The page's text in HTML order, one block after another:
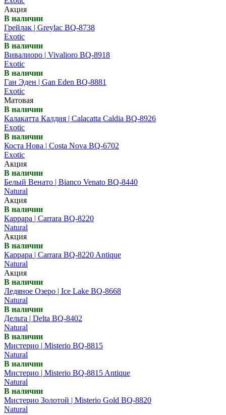
Акция
В наличии
Грейлак | Greylac BQ-8738
Exotic
В наличии
Вивалиоро | Vivalioro BQ-8918
Exotic
В наличии
Ган Эден | Gan Eden BQ-8881
Exotic
Матовая
В наличии
Калакатта Калдия | Calacatta Caldia BQ-8926
Exotic
В наличии
Коста Нова | Costa Nova BQ-6702
Exotic
Акция
В наличии
Белый Венато | Bianco Venato BQ-8440
Natural
Акция
В наличии
Каррара | Carrara BQ-8220
Natural
Акция
В наличии
Каррара | Carrara BQ-8220 Antique
Natural
Акция
В наличии
Ледяное Озеро | Ice Lake BQ-8668
Natural
В наличии
Дельта | Delta BQ-8402
Natural
В наличии
Мистерио | Misterio BQ-8815
Natural
В наличии
Мистерио | Misterio BQ-8815 Antique
Natural
В наличии
Мистерио Золотой | Misterio Gold BQ-8820
Natural